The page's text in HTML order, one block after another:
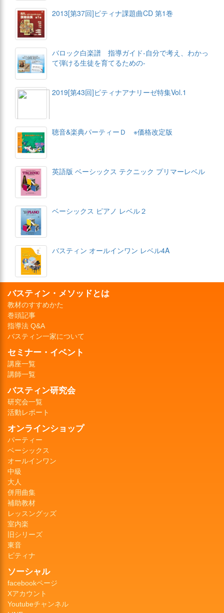
2013[第37回]ピティナ課題曲CD 第1巻
バロック白楽譜 指導ガイド-自分で考え、わかっ
て弾ける生徒を育てるための-
2019[第43回]ピティナアナリーゼ特集Vol.1
聴音&楽典パーティーＤ ※価格改定版
英語版 ベーシックス テクニック プリマーレベル
ベーシックス ピアノ レベル２
バスティン オールインワン レベル4A
バスティン・メソッドとは
教材のすすめかた
巻頭記事
指導法 Q&A
バスティン一家について
セミナー・イベント
講座一覧
講師一覧
バスティン研究会
研究会一覧
活動レポート
オンラインショップ
パーティー
ベーシックス
オールインワン
中級
大人
併用曲集
補助教材
レッスングッズ
室内楽
旧シリーズ
東音
ピティナ
ソーシャル
facebookページ
Xアカウント
Youtubeチャンネル